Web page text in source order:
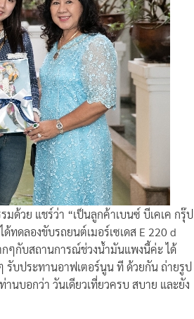
มด้วย แชร์ว่า “เป็นลูกค้าเบนซ์ บีเคเค กรุ๊ป
ทดลองขับรถยนต์เมอร์เซเดส E 220 d
กๆกับสถานการณ์ช่วงน้ำมันแพงนี้ค่ะ ได้
รับประทานอาฟเตอร์นูน ที ด้วยกัน ถ่ายรูป
นบอกว่า วันเดียวเที่ยวครบ สบาย และยัง